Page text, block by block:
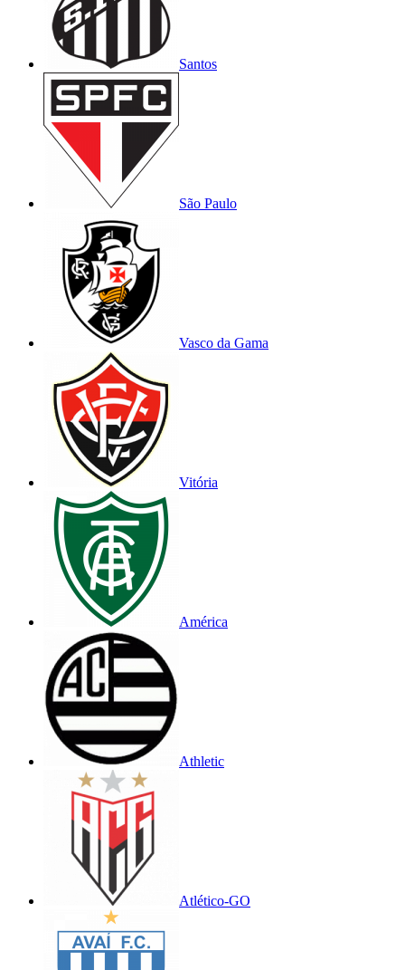
Santos
São Paulo
Vasco da Gama
Vitória
América
Athletic
Atlético-GO